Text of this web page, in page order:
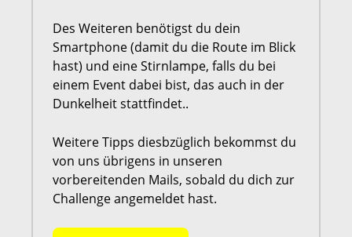
Des Weiteren benötigst du dein
Smartphone (damit du die Route im Blick
hast) und eine Stirnlampe, falls du bei
einem Event dabei bist, das auch in der
Dunkelheit stattfindet..
Weitere Tipps diesbzüglich bekommst du
von uns übrigens in unseren
vorbereitenden Mails, sobald du dich zur
Challenge angemeldet hast.